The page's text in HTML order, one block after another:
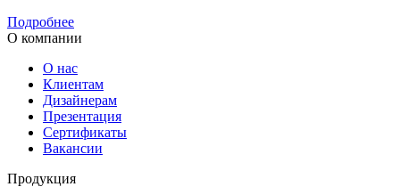
Подробнее
О компании
О нас
Клиентам
Дизайнерам
Презентация
Сертификаты
Вакансии
Продукция